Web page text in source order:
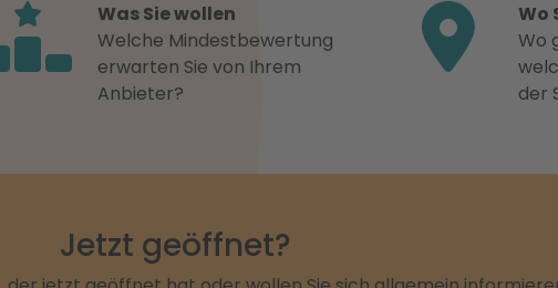
Was Sie wollen
Welche Mindestbewertung
erwarten Sie von Ihrem
Anbieter?
Wo
Wo
der
Jetzt geöffnet?